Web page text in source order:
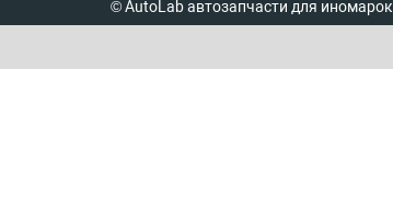
© AutoLab автозапчасти для иномарок